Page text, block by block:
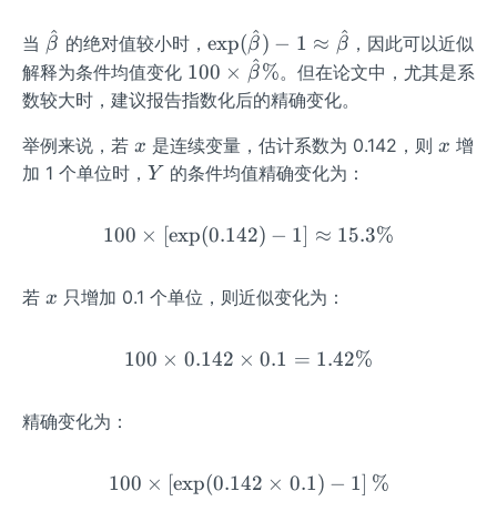
当 \ha
t
{\b
et
a}
β
^ 的绝对值较小时， \ex
p
(\h
at
{\b
et
\ap
x\h
{\b
et
exp(β
^) − 1 ≈ β
^ ，因此可以近似
解释为条件均值变化 100
\ti
\ha
t
a}\
100 × β
^%。但在论文中，尤其是系
数较大时，建议报告指数化后的精确变化。
举例来说，若 x
x 是连续变量，估计系数为 0.142，则 x
x 增
加 1 个单位时， Y
Y 的条件均值精确变化为：
100 × [exp(0.142) − 1] ≈ 15.3%
若 x
x 只增加 0.1 个单位，则近似变化为：
100 × 0.142 × 0.1 = 1.42%
精确变化为：
100 × [exp(0.142 × 0.1) − 1] %